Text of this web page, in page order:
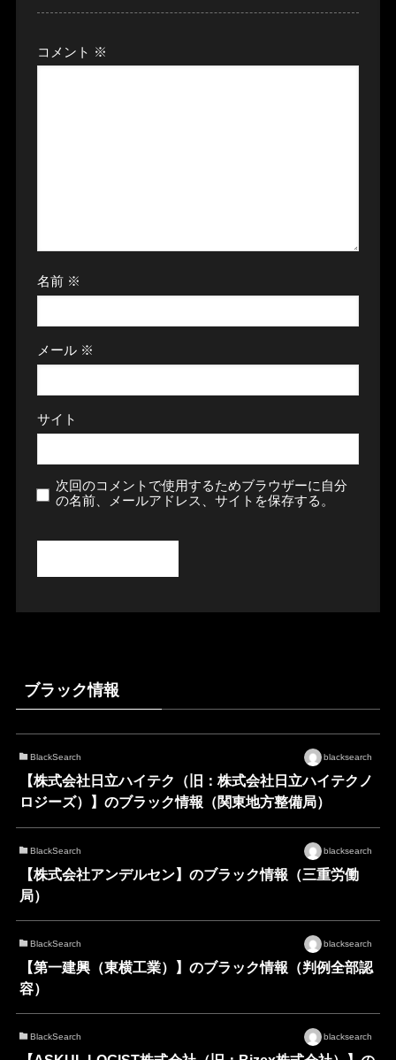
コメント ※
名前 ※
メール ※
サイト
次回のコメントで使用するためブラウザーに自分
の名前、メールアドレス、サイトを保存する。
ブラック情報
BlackSearch blacksearch
【株式会社日立ハイテク（旧：株式会社日立ハイテクノ
ロジーズ）】のブラック情報（関東地方整備局）
BlackSearch blacksearch
【株式会社アンデルセン】のブラック情報（三重労働
局）
BlackSearch blacksearch
【第一建興（東横工業）】のブラック情報（判例全部認
容）
BlackSearch blacksearch